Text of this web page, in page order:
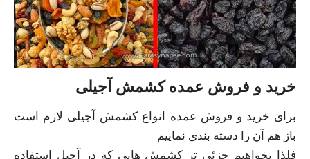
خرید و فروش عمده کشمش آجیلی
برای خرید و فروش عمده انواع کشمش آجیلی لازم است
باز هم آن را دسته بندی نماییم
فلذا بخواهیم جزئی‌ تر کشمش‌ هایی که در آجیل استفاده